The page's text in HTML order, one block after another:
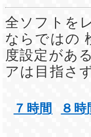
全ソフトを
ならではの
度設定があ
アは目指さ
７時間 ８時